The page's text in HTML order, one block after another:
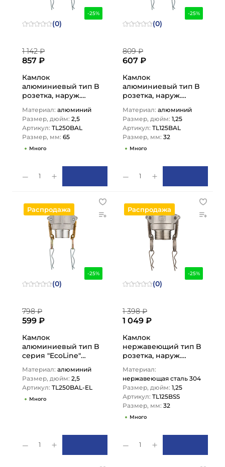
-25%
(0)
1 142 ₽
857 ₽
Камлок
алюминиевый тип B
розетка, наруж.
TL250BAL TITAN…
Материал: алюминий
Размер, дюйм: 2,5
Артикул: TL250BAL
Размер, мм: 65
Много
1
-25%
(0)
809 ₽
607 ₽
Камлок
алюминиевый тип B
розетка, наруж.
TL125BAL TITAN…
Материал: алюминий
Размер, дюйм: 1,25
Артикул: TL125BAL
Размер, мм: 32
Много
1
-25%
Распродажа
(0)
798 ₽
599 ₽
Камлок
алюминиевый тип B
серия "EcoLine"
резьба BSP 2 1/2",…
Материал: алюминий
Размер, дюйм: 2,5
Артикул: TL250BAL-EL
Много
1
-25%
Распродажа
(0)
1 398 ₽
1 049 ₽
Камлок
нержавеющий тип B
розетка, наруж.
AISI304, TL125BSS
TITAN…
Материал:
нержавеющая сталь 304
Размер, дюйм: 1,25
Артикул: TL125BSS
Размер, мм: 32
Много
1